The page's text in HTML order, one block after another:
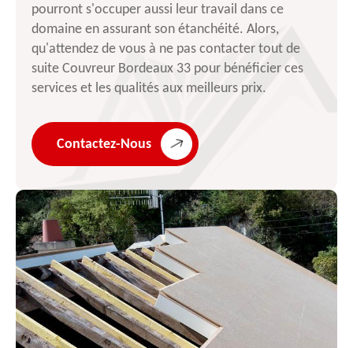
pourront s'occuper aussi leur travail dans ce
domaine en assurant son étanchéité. Alors,
qu'attendez de vous à ne pas contacter tout de
suite Couvreur Bordeaux 33 pour bénéficier ces
services et les qualités aux meilleurs prix.
Contactez-Nous